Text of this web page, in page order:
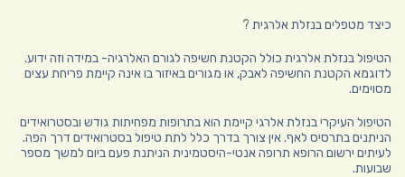
כיצד מטפלים בנזלת אלרגית ?
הטיפול בנזלת אלרגית כולל הקטנת חשיפה לגורם האלרגיה- במידה וזה ידוע.
לדוגמא הקטנת החשיפה לאבק, או מגורים באיזור בו אינה קיימת פריחת עצים
מסוימים.
הטיפול העיקרי בנזלת אלרגי קיימת הוא בתרופות מפחיתות גודש ובסטרואידים
הניתנים בתרסיס לאף. אין צורך בדרך כלל לתת טיפול בסטרואידים דרך הפה.
לעיתים ירשום הרופא תרופה אנטי-היסטמינית הניתנת פעם ביום למשך מספר
שבועות.